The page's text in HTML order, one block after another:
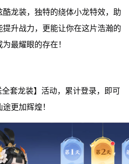
龙装，独特的绕体小龙特效，助
升战力，更能让你在这片浩瀚的
最耀眼的存在！
套龙装】活动，累计登录，即可
更加辉煌！